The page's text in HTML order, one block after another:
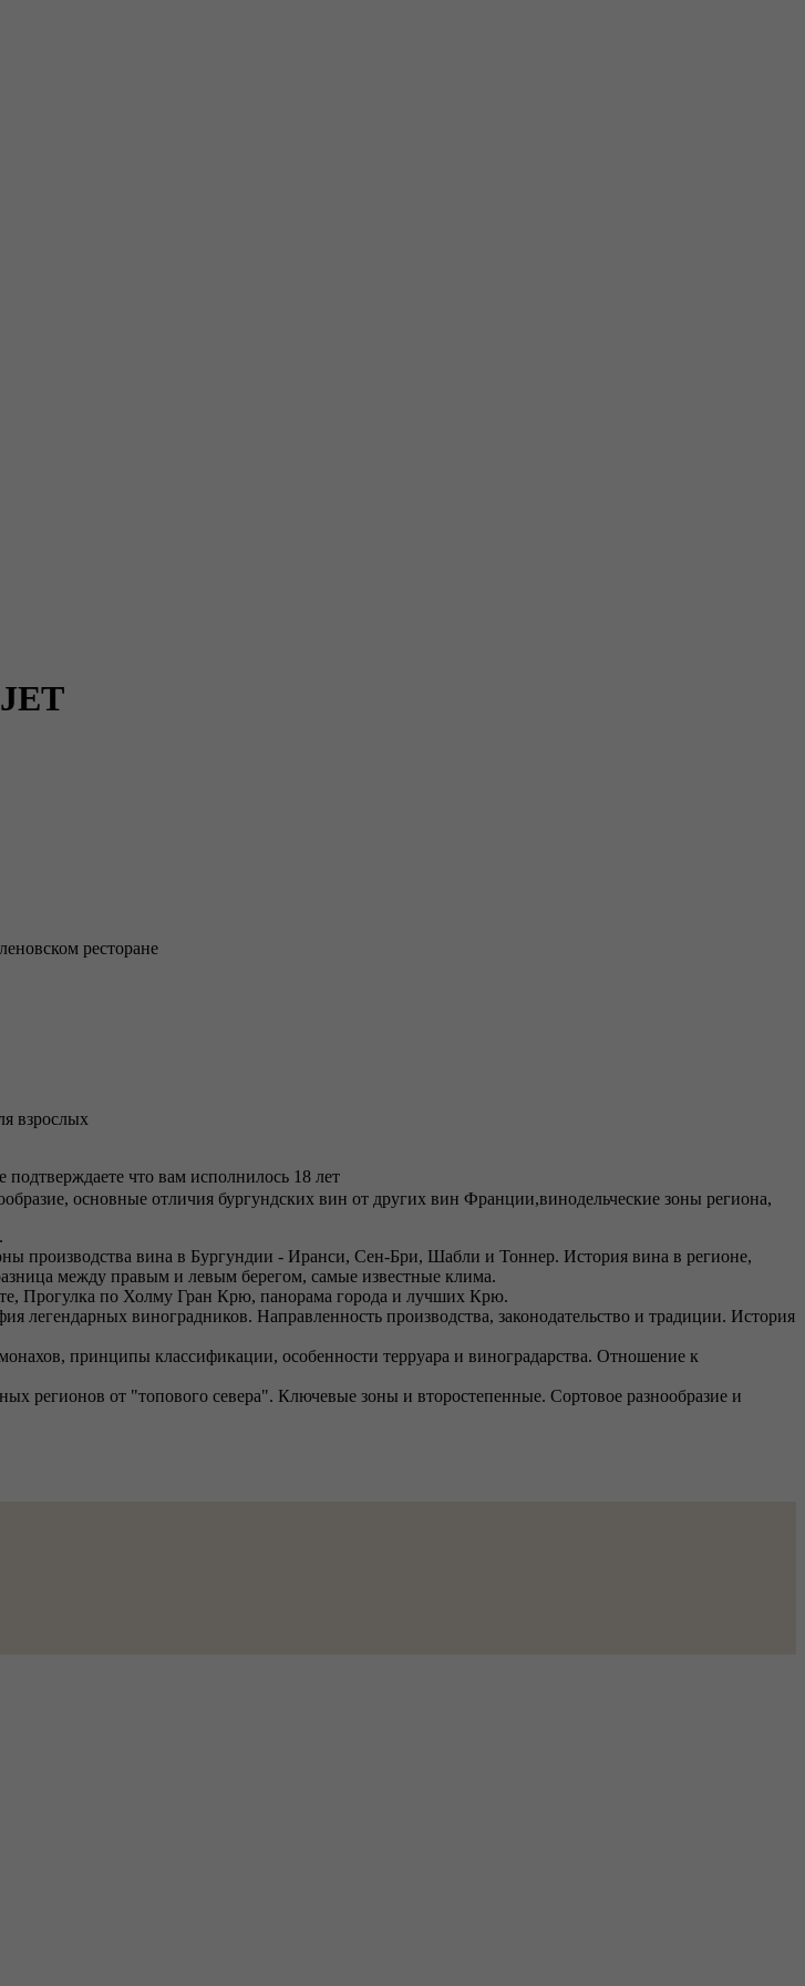
ресторане
основные отличия бургундских вин от других вин Франции,винодельческие зоны региона,
производства вина в Бургундии - Иранси, Сен-Бри, Шабли и Тоннер. История вина в регионе,
между правым и левым берегом, самые известные клима.
Прогулка по Холму Гран Крю, панорама города и лучших Крю.
легендарных виноградников. Направленность производства, законодательство и традиции. История
принципы классификации, особенности терруара и виноградарства. Отношение к
от "топового севера". Ключевые зоны и второстепенные. Сортовое разнообразие и
взрослых
что вам исполнилось 18 лет